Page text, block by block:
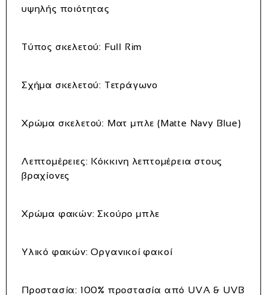
υψηλής ποιότητας
Τύπος σκελετού: Full Rim
Σχήμα σκελετού: Τετράγωνο
Χρώμα σκελετού: Ματ μπλε (Matte Navy Blue)
Λεπτομέρειες: Κόκκινη λεπτομέρεια στους
βραχίονες
Χρώμα φακών: Σκούρο μπλε
Υλικό φακών: Οργανικοί φακοί
Προστασία: 100% προστασία από UVA & UVB